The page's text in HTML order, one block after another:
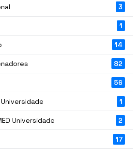
3
1
14
82
56
1
Universidade 2
17